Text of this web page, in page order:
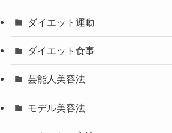
ダイエット運動
ダイエット食事
芸能人美容法
モデル美容法